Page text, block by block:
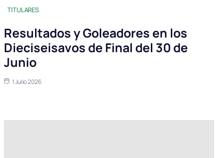
TITULARES
Resultados y Goleadores en los
Dieciseisavos de Final del 30 de
Junio
1 Julio 2026